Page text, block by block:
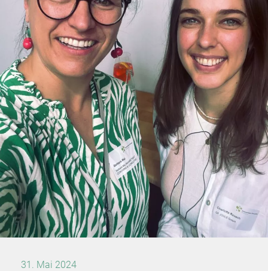
31. Mai 2024